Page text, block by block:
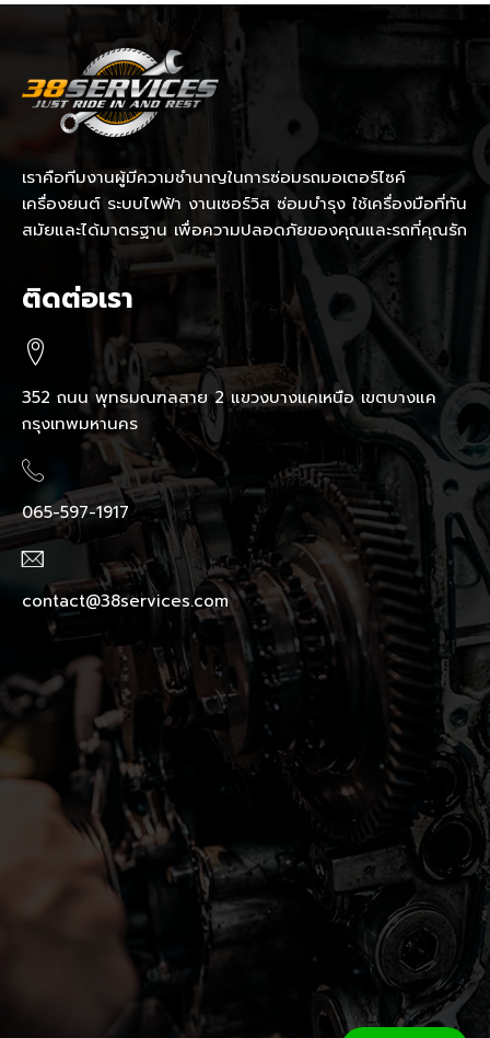
เราคือทีมงานผู้มีความชำนาญในการซ่อมรถมอเตอร์ไซค์
เครื่องยนต์ ระบบไฟฟ้า งานเซอร์วิส ซ่อมบำรุง ใช้เครื่องมือที่ทัน
สมัยและได้มาตรฐาน เพื่อความปลอดภัยของคุณและรถที่คุณรัก
ติดต่อเรา
352 ถนน พุทธมณฑลสาย 2 แขวงบางแคเหนือ เขตบางแค
กรุงเทพมหานคร
065-597-1917
contact@38services.com